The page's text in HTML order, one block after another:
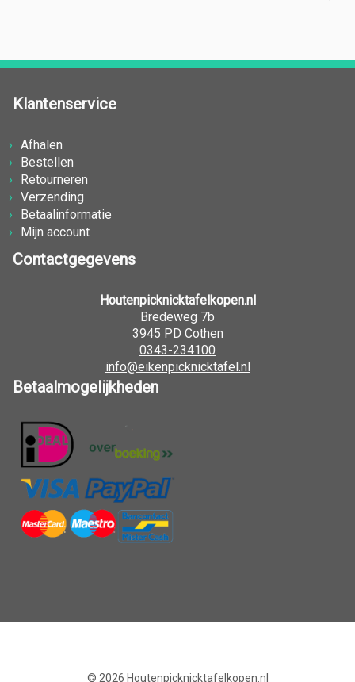
Klantenservice
Afhalen
Bestellen
Retourneren
Verzending
Betaalinformatie
Mijn account
Contactgegevens
Houtenpicknicktafelkopen.nl
Bredeweg 7b
3945 PD Cothen
0343-234100
info@eikenpicknicktafel.nl
Betaalmogelijkheden
© 2026 Houtenpicknicktafelkopen.nl